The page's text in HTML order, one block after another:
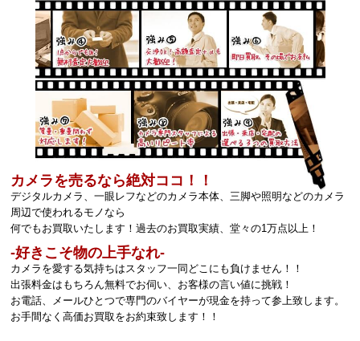
カメラを売るなら絶対ココ！！
デジタルカメラ、一眼レフなどのカメラ本体、三脚や照明などのカメラ
周辺で使われるモノなら
何でもお買取いたします！過去のお買取実績、堂々の1万点以上！
‐好きこそ物の上手なれ‐
カメラを愛する気持ちはスタッフ一同どこにも負けません！！
出張料金はもちろん無料でお伺い、お客様の言い値に挑戦！
お電話、メールひとつで専門のバイヤーが現金を持って参上致します。
お手間なく高価お買取をお約束致します！！